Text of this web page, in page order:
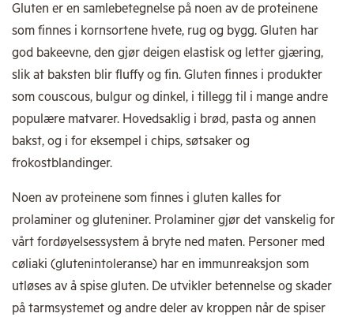
Gluten er en samlebetegnelse på noen av de proteinene
som finnes i kornsortene hvete, rug og bygg. Gluten har
god bakeevne, den gjør deigen elastisk og letter gjæring,
slik at baksten blir fluffy og fin. Gluten finnes i produkter
som couscous, bulgur og dinkel, i tillegg til i mange andre
populære matvarer. Hovedsaklig i brød, pasta og annen
bakst, og i for eksempel i chips, søtsaker og
frokostblandinger.
Noen av proteinene som finnes i gluten kalles for
prolaminer og gluteniner. Prolaminer gjør det vanskelig for
vårt fordøyelsessystem å bryte ned maten. Personer med
cøliaki (glutenintoleranse) har en immunreaksjon som
utløses av å spise gluten. De utvikler betennelse og skader
på tarmsystemet og andre deler av kroppen når de spiser